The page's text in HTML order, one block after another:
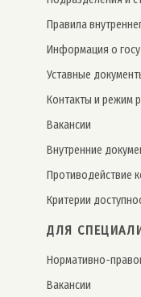
Правила
Информация о
Уставные
Контакты и режим
Вакансии
Внутренние
Противодействие
Критерии
ДЛЯ
Нормативно-
Вакансии